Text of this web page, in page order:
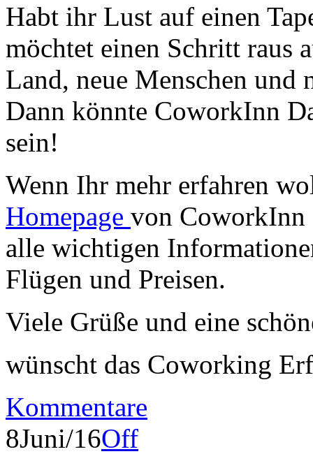
Habt ihr Lust auf einen
möchtet einen Schritt raus
Land, neue Menschen und
Dann könnte CoworkInn
sein!
Wenn Ihr mehr erfahren
Homepage von CoworkInn
alle wichtigen
Flügen und Preisen.
Viele Grüße und eine
wünscht das Coworking
Kommentare
8Juni/16Off